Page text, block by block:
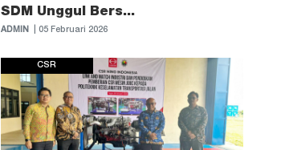
SDM Unggul Bers...
ADMIN| 05 Februari 2026
CSR